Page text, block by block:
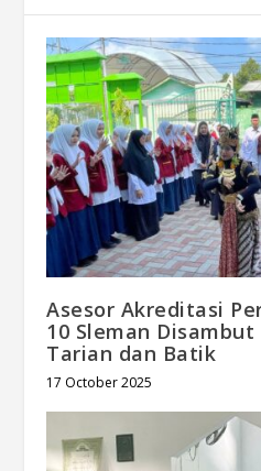
Asesor Akreditasi
10 Sleman
Tarian dan Batik
17 October 2025